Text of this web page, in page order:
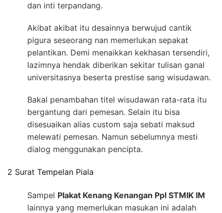
dan inti terpandang.
Akibat akibat itu desainnya berwujud cantik
pigura seseorang nan memerlukan sepakat
pelantikan. Demi menaikkan kekhasan tersendiri,
lazimnya hendak diberikan sekitar tulisan ganal
universitasnya beserta prestise sang wisudawan.
Bakal penambahan titel wisudawan rata-rata itu
bergantung dari pemesan. Selain itu bisa
disesuaikan alias custom saja sebati maksud
melewati pemesan. Namun sebelumnya mesti
dialog menggunakan pencipta.
2 Surat Tempelan Piala
Sampel Plakat Kenang Kenangan Ppl STMIK IM
lainnya yang memerlukan masukan ini adalah